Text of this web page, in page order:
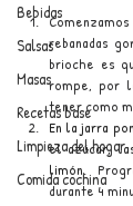
Bebidas
Salsas
Masas
Recetas base
Limpieza del hogar
Comida cochina
rebanadas
brioche es
rompe, por
tener como
En la jarra
el azúcar,
limón.
durante 4